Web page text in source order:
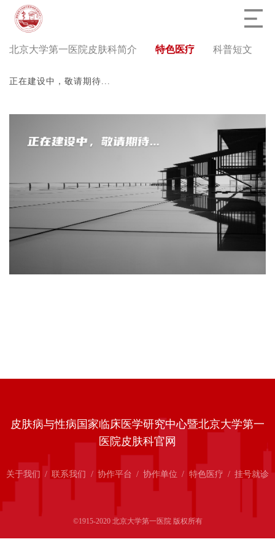
北京大学第一医院皮肤科简介 特色医疗 科普短文
正在建设中，敬请期待...
皮肤病与性病国家临床医学研究中心暨北京大学第一
医院皮肤科官网
关于我们 / 联系我们 / 协作平台 / 协作单位 / 特色医疗 / 挂号就诊
©1915-2020 北京大学第一医院 版权所有